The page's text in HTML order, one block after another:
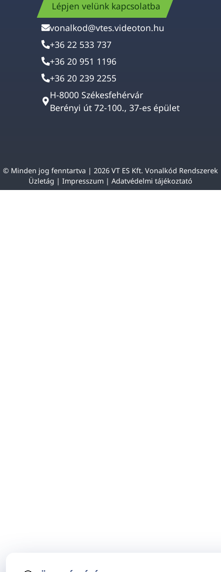
Lépjen velünk kapcsolatba
vonalkod@vtes.videoton.hu
+36 22 533 737
+36 20 951 1196
+36 20 239 2255
H-8000 Székesfehérvár
Berényi út 72-100., 37-es épület
© Minden jog fenntartva | 2026 VT ES Kft. Vonalkód Rendszerek
Üzletág | Impresszum | Adatvédelmi tájékoztató